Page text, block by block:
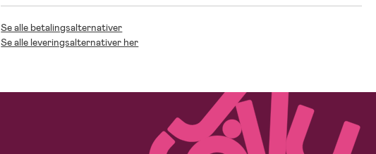
Se alle betalingsalternativer
Se alle leveringsalternativer her